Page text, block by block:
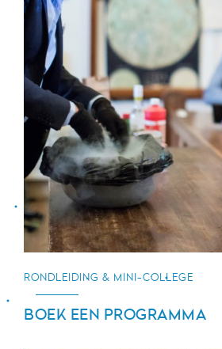
RONDLEIDING & MINI-COLLEGE
BOEK EEN PROGRAMMA